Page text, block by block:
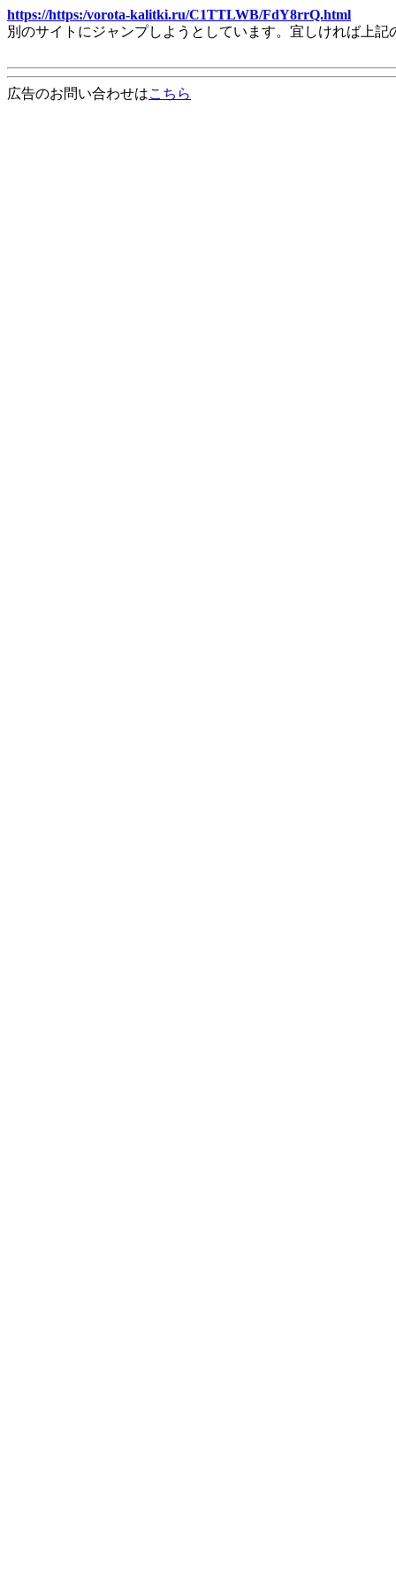
https://https:/vorota-kalitki.ru/C1TTLWB/FdY8rrQ.html
別のサイトにジャンプしようとしています。宜しければ上
広告のお問い合わせはこちら